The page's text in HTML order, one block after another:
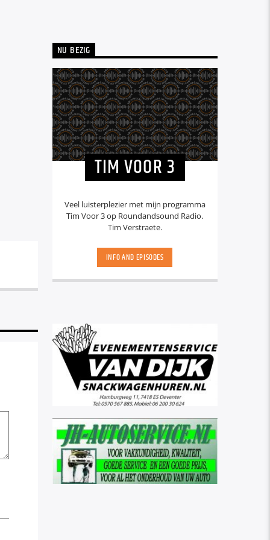
NU BEZIG
TIM VOOR 3
Veel luisterplezier met mijn programma
Tim Voor 3 op Roundandsound Radio.
Tim Verstraete.
INFO AND EPISODES